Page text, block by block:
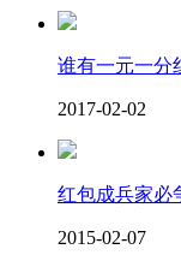
谁有一元一分
2017-02-02
红包成兵家必
2015-02-07